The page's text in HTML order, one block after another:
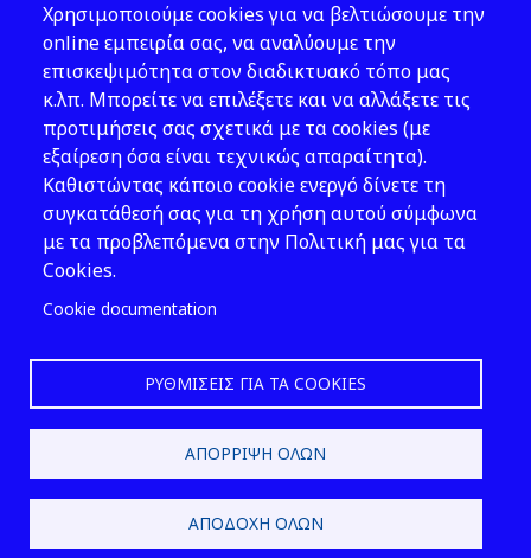
Νομοθεσία
Εκδόσεις
Νέα - Εκδηλώσεις
Ακολουθήστε μας
Χρησιμοποιούμε cookies για να βελτιώσουμε την
online εμπειρία σας, να αναλύουμε την
επισκεψιμότητα στον διαδικτυακό τόπο μας
κ.λπ. Μπορείτε να επιλέξετε και να αλλάξετε τις
προτιμήσεις σας σχετικά με τα cookies (με
εξαίρεση όσα είναι τεχνικώς απαραίτητα).
Καθιστώντας κάποιο cookie ενεργό δίνετε τη
συγκατάθεσή σας για τη χρήση αυτού σύμφωνα
με τα προβλεπόμενα στην Πολιτική μας για τα
Cookies.
Cookie documentation
ΡΥΘΜΊΣΕΙΣ ΓΙΑ ΤΑ COOKIES
ΑΠΌΡΡΙΨΗ ΌΛΩΝ
ΑΠΟΔΟΧΉ ΌΛΩΝ
2026 © ΕΛ.ΙΝ.Υ.Α.Ε.
Design & Development by